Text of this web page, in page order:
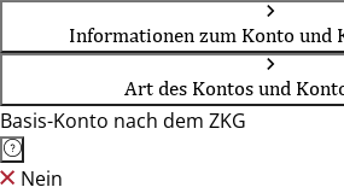
Informationen zum Konto und
Art des Kontos und
Basis-Konto nach dem ZKG
Nein